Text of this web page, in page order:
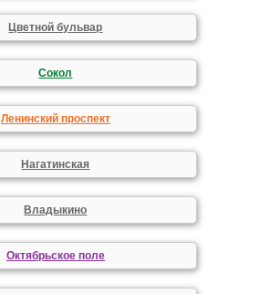
Цветной бульвар
Сокол
Ленинский проспект
Нагатинская
Владыкино
Октябрьское поле